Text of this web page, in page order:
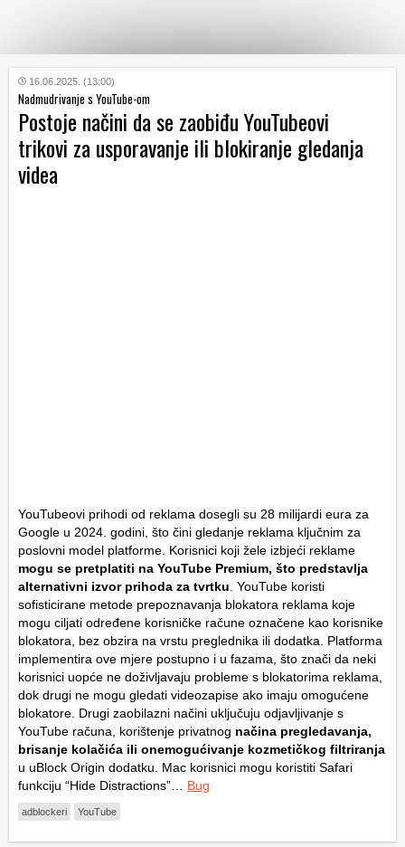
KATEGORIJE
HRVATSKI
WEB
16.06.2025. (13:00)
Nadmudrivanje s YouTube-om
Postoje načini da se zaobiđu YouTubeovi
trikovi za usporavanje ili blokiranje gledanja
videa
YouTubeovi prihodi od reklama dosegli su 28 milijardi eura za
Google u 2024. godini, što čini gledanje reklama ključnim za
poslovni model platforme. Korisnici koji žele izbjeći reklame
mogu se pretplatiti na YouTube Premium, što predstavlja
alternativni izvor prihoda za tvrtku . YouTube koristi
sofisticirane metode prepoznavanja blokatora reklama koje
mogu ciljati određene korisničke račune označene kao korisnike
blokatora, bez obzira na vrstu preglednika ili dodatka. Platforma
implementira ove mjere postupno i u fazama, što znači da neki
korisnici uopće ne doživljavaju probleme s blokatorima reklama,
dok drugi ne mogu gledati videozapise ako imaju omogućene
blokatore. Drugi zaobilazni načini uključuju odjavljivanje s
YouTube računa, korištenje privatnog načina pregledavanja,
brisanje kolačića ili onemogućivanje kozmetičkog filtriranja
u uBlock Origin dodatku. Mac korisnici mogu koristiti Safari
funkciju “Hide Distractions”… Bug
adblockeri YouTube